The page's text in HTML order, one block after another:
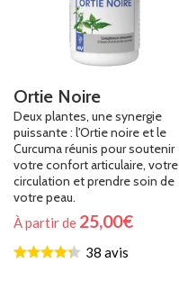
Ortie Noire
Deux plantes, une synergie
puissante : l'Ortie noire et le
Curcuma réunis pour soutenir
votre confort articulaire, votre
circulation et prendre soin de
votre peau.
À partir de 25,00€
38 avis